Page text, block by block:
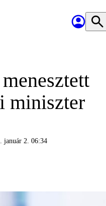
miniszter
január 2. 06:34